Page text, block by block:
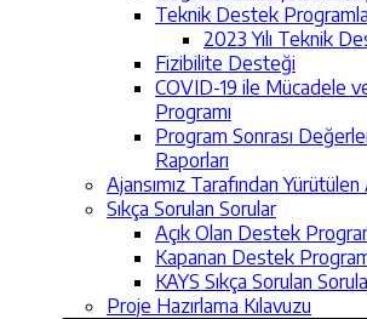
Teknik Destek
2023 Yılı Teknik
Fizibilite Desteği
COVID-19 ile Mücadele ve
Programı
Program Sonrası
Raporları
Ajansımız Tarafından
Sıkça Sorulan Sorular
Açık Olan Destek
Kapanan Destek
KAYS Sıkça Sorulan
Proje Hazırlama Kılavuzu